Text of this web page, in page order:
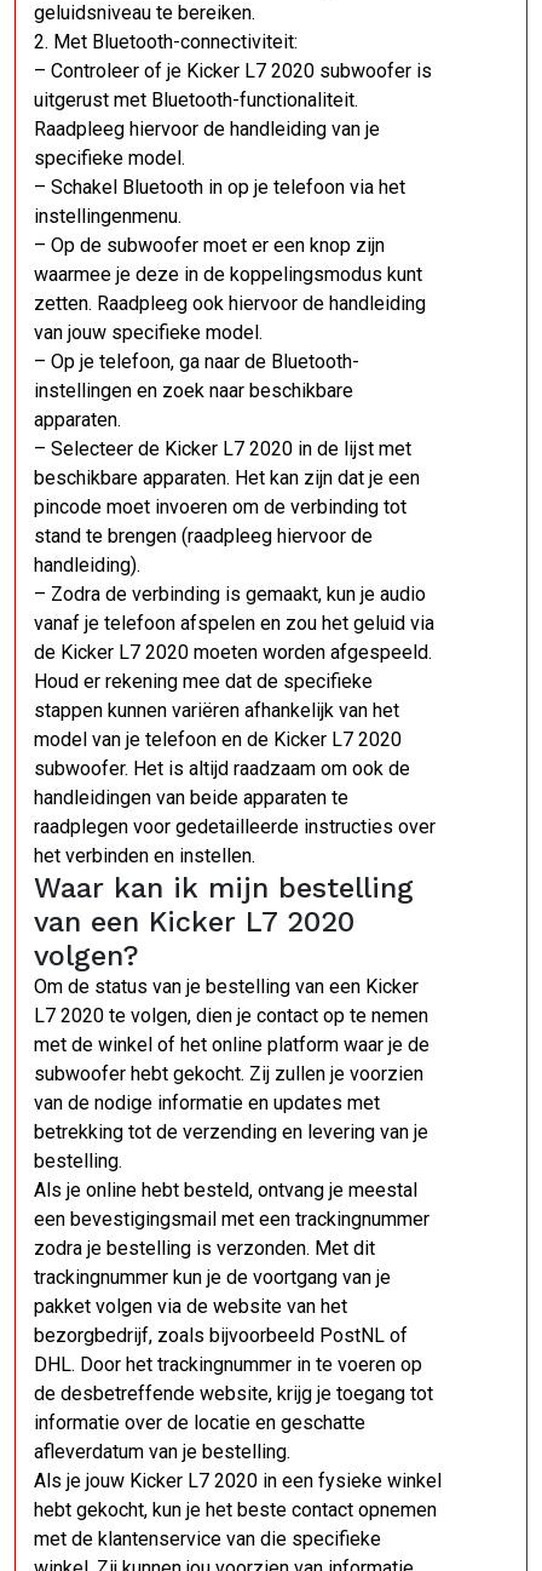
geluidsniveau te bereiken.
2. Met Bluetooth-connectiviteit:
– Controleer of je Kicker L7 2020 subwoofer is
uitgerust met Bluetooth-functionaliteit.
Raadpleeg hiervoor de handleiding van je
specifieke model.
– Schakel Bluetooth in op je telefoon via het
instellingenmenu.
– Op de subwoofer moet er een knop zijn
waarmee je deze in de koppelingsmodus kunt
zetten. Raadpleeg ook hiervoor de handleiding
van jouw specifieke model.
– Op je telefoon, ga naar de Bluetooth-
instellingen en zoek naar beschikbare
apparaten.
– Selecteer de Kicker L7 2020 in de lijst met
beschikbare apparaten. Het kan zijn dat je een
pincode moet invoeren om de verbinding tot
stand te brengen (raadpleeg hiervoor de
handleiding).
– Zodra de verbinding is gemaakt, kun je audio
vanaf je telefoon afspelen en zou het geluid via
de Kicker L7 2020 moeten worden afgespeeld.
Houd er rekening mee dat de specifieke
stappen kunnen variëren afhankelijk van het
model van je telefoon en de Kicker L7 2020
subwoofer. Het is altijd raadzaam om ook de
handleidingen van beide apparaten te
raadplegen voor gedetailleerde instructies over
het verbinden en instellen.
Waar kan ik mijn bestelling
van een Kicker L7 2020
volgen?
Om de status van je bestelling van een Kicker
L7 2020 te volgen, dien je contact op te nemen
met de winkel of het online platform waar je de
subwoofer hebt gekocht. Zij zullen je voorzien
van de nodige informatie en updates met
betrekking tot de verzending en levering van je
bestelling.
Als je online hebt besteld, ontvang je meestal
een bevestigingsmail met een trackingnummer
zodra je bestelling is verzonden. Met dit
trackingnummer kun je de voortgang van je
pakket volgen via de website van het
bezorgbedrijf, zoals bijvoorbeeld PostNL of
DHL. Door het trackingnummer in te voeren op
de desbetreffende website, krijg je toegang tot
informatie over de locatie en geschatte
afleverdatum van je bestelling.
Als je jouw Kicker L7 2020 in een fysieke winkel
hebt gekocht, kun je het beste contact opnemen
met de klantenservice van die specifieke